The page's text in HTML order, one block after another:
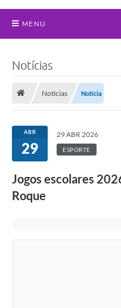
MENU
Atribuições
Transparência
Arvorômetro
Notícias
Notícias Notícia
ABR
29
29 ABR 2026
ESPORTE
Jogos escolares
Roque